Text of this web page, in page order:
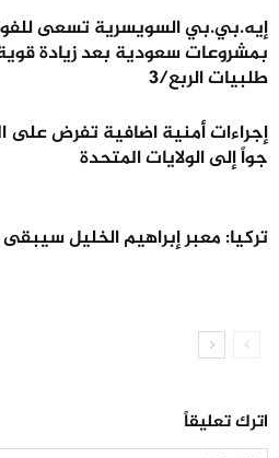
إيه.بي.بي السويسرية تسعى
بمشروعات سعودية بعد زيادة
طلبيات الربع/3
إجراءات أمنية اضافية تفرض على
جواً إلى الولايات المتحدة
تركيا: معبر إبراهيم الخليل
اترك تعليقاً